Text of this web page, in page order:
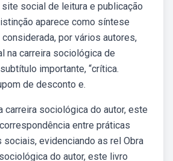
social de leitura e publicação
aparece como síntese
por vários autores,
na carreira sociológica de
importante, “crítica.
de desconto e.
carreira sociológica do autor, este
entre práticas
evidenciando as rel Obra
do autor, este livro